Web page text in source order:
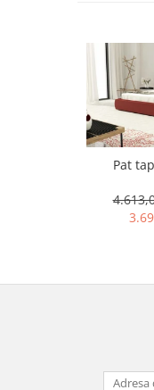
Pat